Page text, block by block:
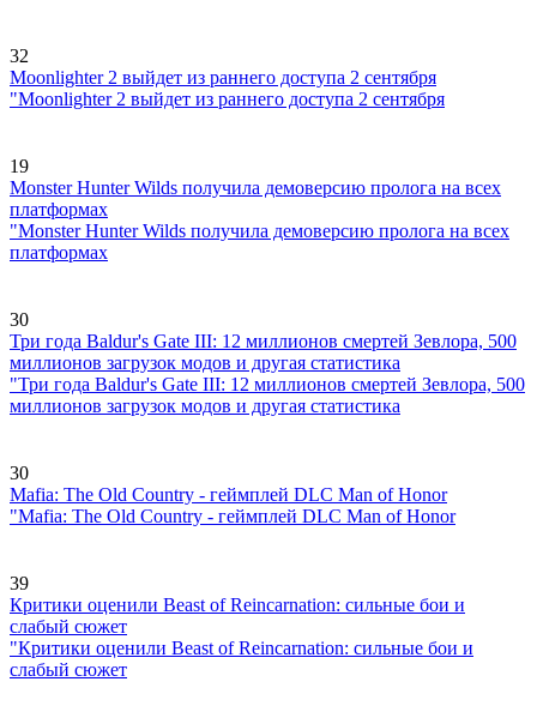
32
Moonlighter 2 выйдет из раннего доступа 2 сентября
"Moonlighter 2 выйдет из раннего доступа 2 сентября
19
Monster Hunter Wilds получила демоверсию пролога на всех
платформах
"Monster Hunter Wilds получила демоверсию пролога на всех
платформах
30
Три года Baldur's Gate III: 12 миллионов смертей Зевлора, 500
миллионов загрузок модов и другая статистика
"Три года Baldur's Gate III: 12 миллионов смертей Зевлора, 500
миллионов загрузок модов и другая статистика
30
Mafia: The Old Country - геймплей DLC Man of Honor
"Mafia: The Old Country - геймплей DLC Man of Honor
39
Критики оценили Beast of Reincarnation: сильные бои и
слабый сюжет
"Критики оценили Beast of Reincarnation: сильные бои и
слабый сюжет